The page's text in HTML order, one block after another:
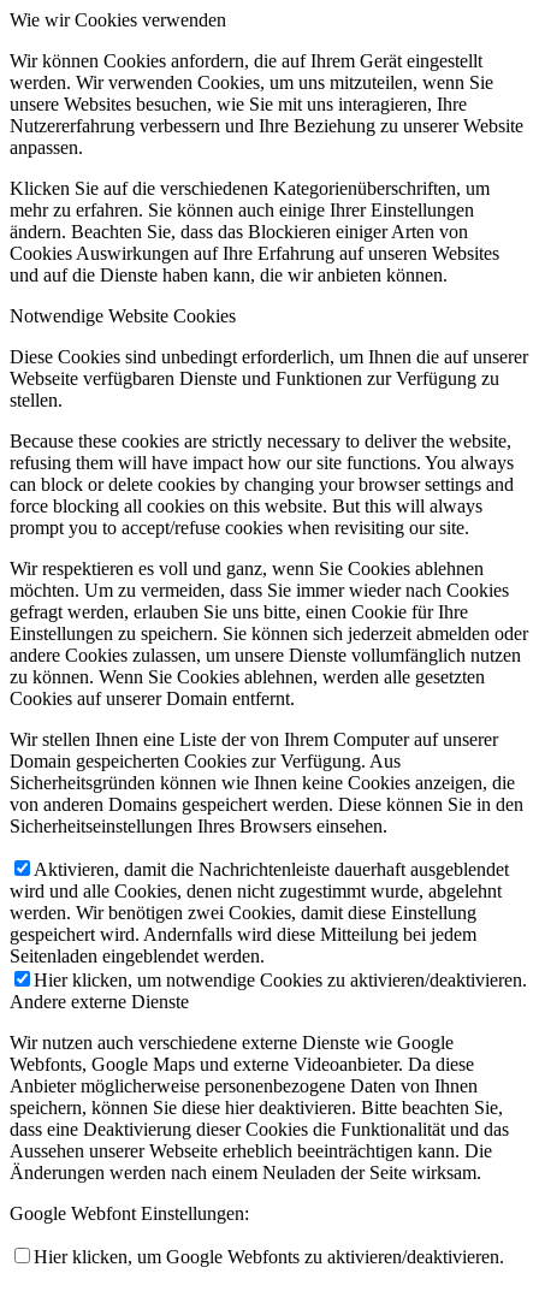
Wie wir Cookies verwenden
Wir können Cookies anfordern, die auf Ihrem Gerät eingestellt
werden. Wir verwenden Cookies, um uns mitzuteilen, wenn Sie
unsere Websites besuchen, wie Sie mit uns interagieren, Ihre
Nutzererfahrung verbessern und Ihre Beziehung zu unserer Website
anpassen.
Klicken Sie auf die verschiedenen Kategorienüberschriften, um
mehr zu erfahren. Sie können auch einige Ihrer Einstellungen
ändern. Beachten Sie, dass das Blockieren einiger Arten von
Cookies Auswirkungen auf Ihre Erfahrung auf unseren Websites
und auf die Dienste haben kann, die wir anbieten können.
Notwendige Website Cookies
Diese Cookies sind unbedingt erforderlich, um Ihnen die auf unserer
Webseite verfügbaren Dienste und Funktionen zur Verfügung zu
stellen.
Because these cookies are strictly necessary to deliver the website,
refusing them will have impact how our site functions. You always
can block or delete cookies by changing your browser settings and
force blocking all cookies on this website. But this will always
prompt you to accept/refuse cookies when revisiting our site.
Wir respektieren es voll und ganz, wenn Sie Cookies ablehnen
möchten. Um zu vermeiden, dass Sie immer wieder nach Cookies
gefragt werden, erlauben Sie uns bitte, einen Cookie für Ihre
Einstellungen zu speichern. Sie können sich jederzeit abmelden oder
andere Cookies zulassen, um unsere Dienste vollumfänglich nutzen
zu können. Wenn Sie Cookies ablehnen, werden alle gesetzten
Cookies auf unserer Domain entfernt.
Wir stellen Ihnen eine Liste der von Ihrem Computer auf unserer
Domain gespeicherten Cookies zur Verfügung. Aus
Sicherheitsgründen können wie Ihnen keine Cookies anzeigen, die
von anderen Domains gespeichert werden. Diese können Sie in den
Sicherheitseinstellungen Ihres Browsers einsehen.
Aktivieren, damit die Nachrichtenleiste dauerhaft ausgeblendet
wird und alle Cookies, denen nicht zugestimmt wurde, abgelehnt
werden. Wir benötigen zwei Cookies, damit diese Einstellung
gespeichert wird. Andernfalls wird diese Mitteilung bei jedem
Seitenladen eingeblendet werden.
Hier klicken, um notwendige Cookies zu aktivieren/deaktivieren.
Andere externe Dienste
Wir nutzen auch verschiedene externe Dienste wie Google
Webfonts, Google Maps und externe Videoanbieter. Da diese
Anbieter möglicherweise personenbezogene Daten von Ihnen
speichern, können Sie diese hier deaktivieren. Bitte beachten Sie,
dass eine Deaktivierung dieser Cookies die Funktionalität und das
Aussehen unserer Webseite erheblich beeinträchtigen kann. Die
Änderungen werden nach einem Neuladen der Seite wirksam.
Google Webfont Einstellungen:
Hier klicken, um Google Webfonts zu aktivieren/deaktivieren.